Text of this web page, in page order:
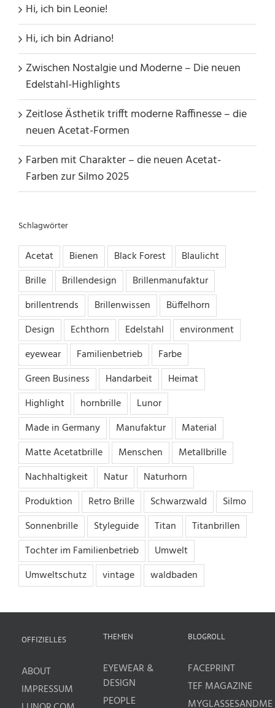
Hi, ich bin Leonie!
Hi, ich bin Adriano!
Zwischen Nostalgie und Moderne – Die neuen
Edelstahl-Highlights
Zeitlose Ästhetik trifft moderne Raffinesse – die
neuen Acetat-Formen
Farben mit Charakter – die neuen Acetat-
Farben zur Silmo 2025
Schlagwörter
Acetat Bienen Black Forest
Blaulicht
Brille
Brillendesign
Brillenmanufaktur
brillentrends
Brillenwissen
Büffelhorn
Design
Echthorn Edelstahl
environment
eyewear
Familienbetrieb
Farbe
Green Business
Handarbeit
Heimat
Highlight
hornbrille
Lunor
Made in Germany
Manufaktur
Material
Matte Acetatbrille
Menschen
Metallbrille
Nachhaltigkeit
Natur
Naturhorn
Produktion
Retro Brille Schwarzwald
Silmo
Sonnenbrille
Styleguide Titan
Titanbrillen
Tochter im Familienbetrieb
Umwelt
Umweltschutz
vintage waldbaden
OFFIZIELLES
ABOUT
IMPRESSUM
THEMEN
EYEWEAR &
DESIGN
PEOPLE
BLOGROLL
FACEPRINT
TEF MAGAZINE
MYGLASSESANDME